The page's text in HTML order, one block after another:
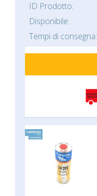
ID Prodotto:
Disponibile:
Tempi di consegna: